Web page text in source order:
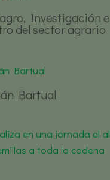
Investigación e
del sector agrario
Bartual